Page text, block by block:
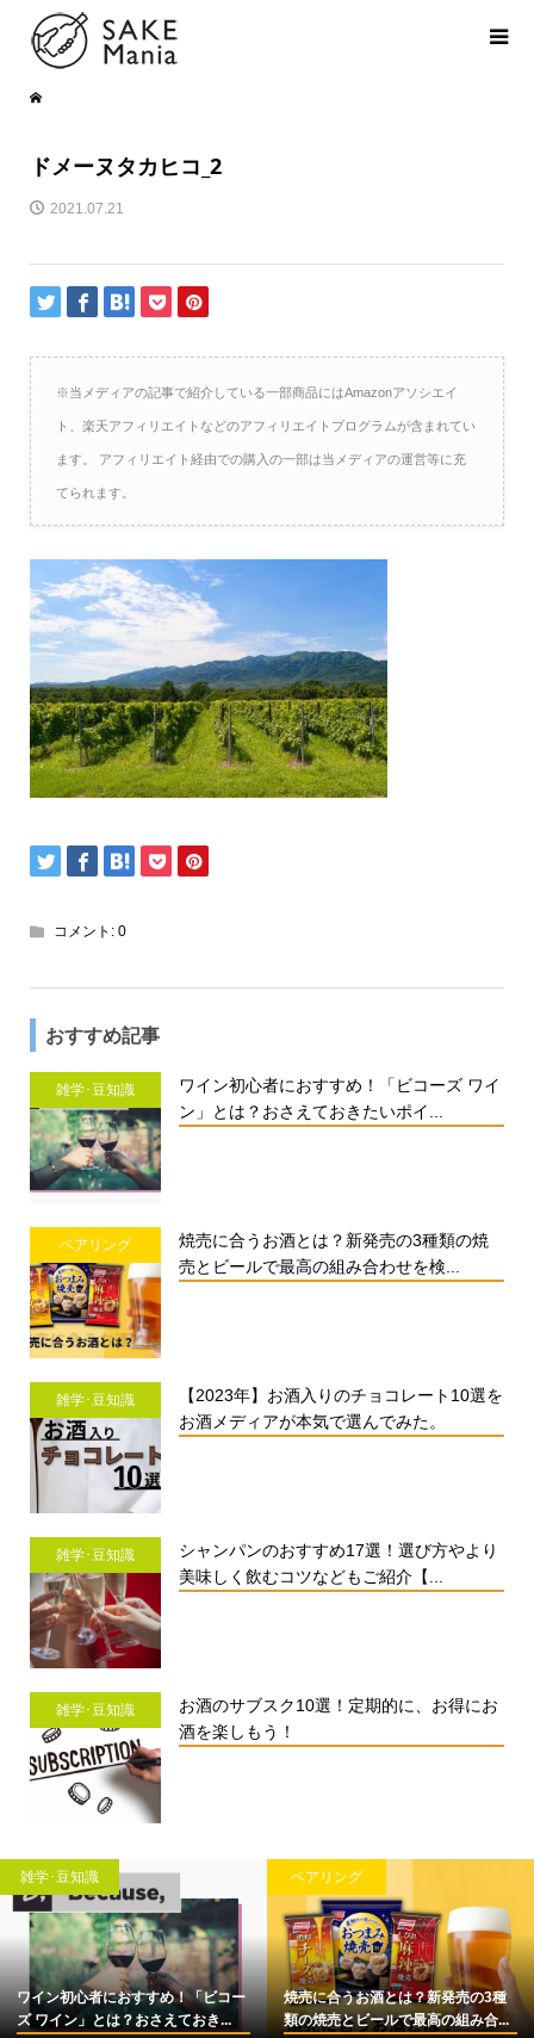
ドメーヌタカヒコ_2
2021.07.21
※当メディアの記事で紹介している一部商品にはAmazonアソシエイ
ト、楽天アフィリエイトなどのアフィリエイトプログラムが含まれてい
ます。 アフィリエイト経由での購入の一部は当メディアの運営等に充
てられます。
コメント: 0
おすすめ記事
雑学･豆知識
ワイン初心者におすすめ！「ビコーズ ワイ
ン」とは？おさえておきたいポイ...
ペアリング
焼売に合うお酒とは？新発売の3種類の焼
売とビールで最高の組み合わせを検...
雑学･豆知識
【2023年】お酒入りのチョコレート10選を
お酒メディアが本気で選んでみた。
雑学･豆知識
シャンパンのおすすめ17選！選び方やより
美味しく飲むコツなどもご紹介【...
雑学･豆知識
お酒のサブスク10選！定期的に、お得にお
酒を楽しもう！
雑学･豆知識
ワイン初心者におすすめ！「ビコー
ズ ワイン」とは？おさえておき...
ペアリング
焼売に合うお酒とは？新発売の3種
類の焼売とビールで最高の組み合...